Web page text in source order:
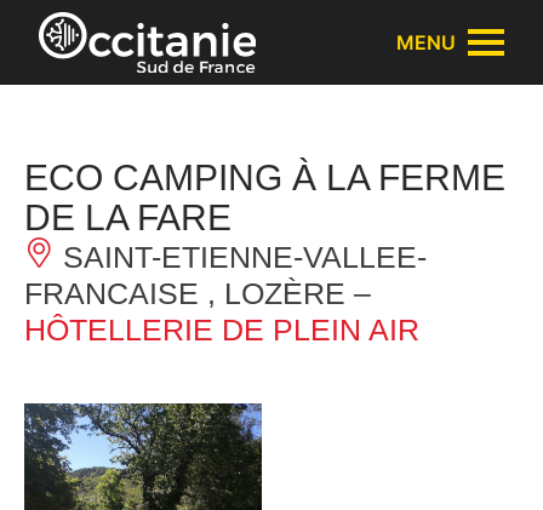
Panneau de gestion des cookies
MENU
ECO CAMPING À LA FERME
DE LA FARE
SAINT-ETIENNE-VALLEE-
FRANCAISE , LOZÈRE –
HÔTELLERIE DE PLEIN AIR